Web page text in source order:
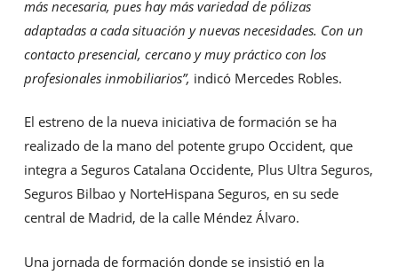
más necesaria, pues hay más variedad de pólizas
adaptadas a cada situación y nuevas necesidades. Con un
contacto presencial, cercano y muy práctico con los
profesionales inmobiliarios”, indicó Mercedes Robles.
El estreno de la nueva iniciativa de formación se ha
realizado de la mano del potente grupo Occident, que
integra a Seguros Catalana Occidente, Plus Ultra Seguros,
Seguros Bilbao y NorteHispana Seguros, en su sede
central de Madrid, de la calle Méndez Álvaro.
Una jornada de formación donde se insistió en la